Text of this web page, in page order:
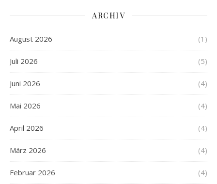
ARCHIV
August 2026 (1)
Juli 2026 (5)
Juni 2026 (4)
Mai 2026 (4)
April 2026 (4)
März 2026 (4)
Februar 2026 (4)